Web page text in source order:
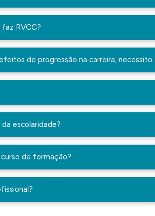
RVCC?
de progressão na carreira,
escolaridade?
de formação?